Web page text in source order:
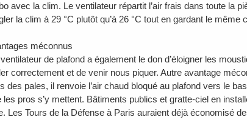
avec la clim. Le ventilateur répartit l’air frais dans toute la
la clim à 29 °C plutôt qu’à 26 °C tout en gardant le
méconnus
de plafond a également le don d’éloigner les
correctement et de venir nous piquer. Autre avantage
des pales, il renvoie l’air chaud bloqué au plafond vers le
pros s’y mettent. Bâtiments publics et gratte-ciel en
Les Tours de la Défense à Paris auraient déjà économisé